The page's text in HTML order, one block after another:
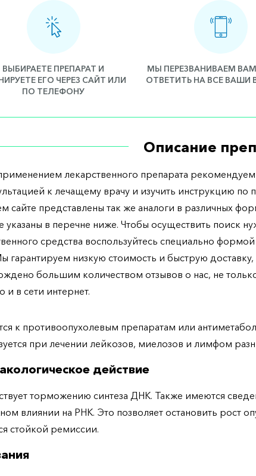
ВЫБИРАЕТЕ ПРЕПАРАТ И
ЕГО ЧЕРЕЗ САЙТ ИЛИ
ПО ТЕЛЕФОНУ
МЫ ПЕРЕЗВАНИВАЕМ
ОТВЕТИТЬ НА ВСЕ ВАШИ
Описание
лекарственного препарата рекомендуем
к лечащему врачу и изучить инструкцию по
сайте представлены так же аналоги в различных
указаны в перечне ниже. Чтобы осуществить поиск
средства воспользуйтесь специально
гарантируем низкую стоимость и быструю доставку,
большим количеством отзывов о нас, не
и в сети интернет.
к противоопухолевым препаратам или
при лечении лейкозов, миелозов и лимфом
действие
торможению синтеза ДНК. Также имеются
влиянии на РНК. Это позволяет остановить рост
стойкой ремиссии.